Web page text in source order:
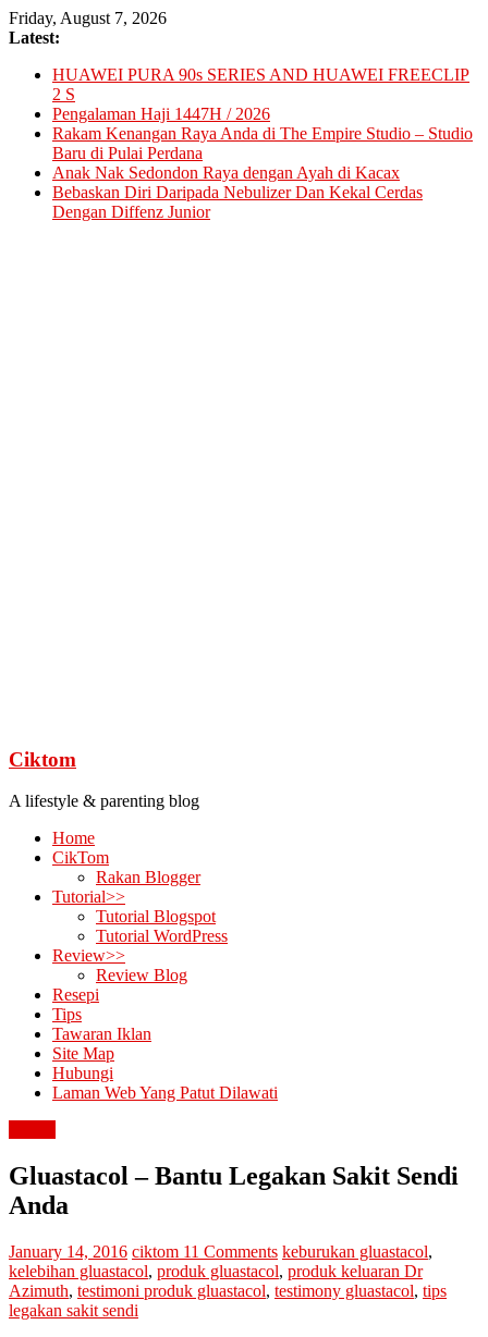
Skip
to
Friday, August 7, 2026
Latest:
HUAWEI PURA 90s SERIES AND HUAWEI FREECLIP
2 S
Pengalaman Haji 1447H / 2026
Rakam Kenangan Raya Anda di The Empire Studio – Studio
Baru di Pulai Perdana
Anak Nak Sedondon Raya dengan Ayah di Kacax
Bebaskan Diri Daripada Nebulizer Dan Kekal Cerdas
Dengan Diffenz Junior
Ciktom
A lifestyle & parenting blog
Home
CikTom
Rakan Blogger
Tutorial>>
Tutorial Blogspot
Tutorial WordPress
Review>>
Review Blog
Resepi
Tips
Tawaran Iklan
Site Map
Hubungi
Laman Web Yang Patut Dilawati
Gluastacol – Bantu Legakan Sakit Sendi
Anda
January 14, 2016 ciktom 11 Comments keburukan gluastacol,
kelebihan gluastacol, produk gluastacol, produk keluaran Dr
Azimuth, testimoni produk gluastacol, testimony gluastacol, tips
legakan sakit sendi